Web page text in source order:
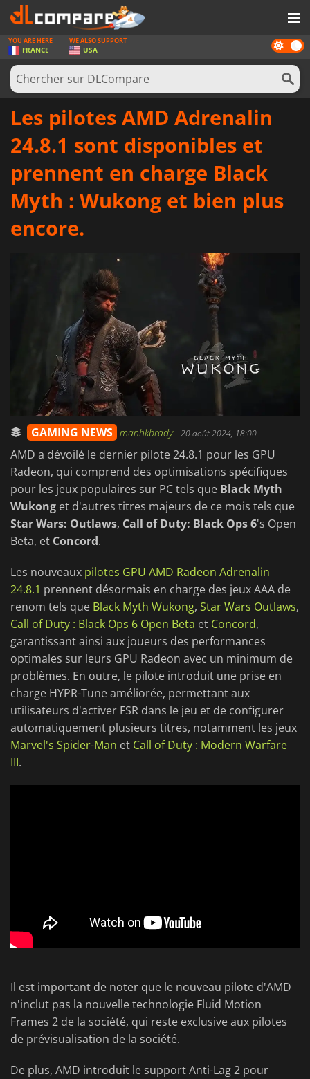
JEUX
CARTES PRÉPAYÉES
LOGICIELS
CONCOURS
NEWS
SE CONNECTER OU S'INSCRIRE
Dark
mode
YOU ARE HERE
FRANCE
WE ALSO SUPPORT
USA
Les pilotes AMD Adrenalin
24.8.1 sont disponibles et
prennent en charge Black
Myth : Wukong et bien plus
encore.
GAMING NEWS manhkbrady-20 août 2024, 18:00
AMD a dévoilé le dernier pilote 24.8.1 pour les GPU
Radeon, qui comprend des optimisations spécifiques
pour les jeux populaires sur PC tels que Black Myth
Wukong et d'autres titres majeurs de ce mois tels que
Star Wars: Outlaws, Call of Duty: Black Ops 6's Open
Beta, et Concord.
Les nouveaux pilotes GPU AMD Radeon Adrenalin
24.8.1 prennent désormais en charge des jeux AAA de
renom tels que Black Myth Wukong, Star Wars Outlaws,
Call of Duty : Black Ops 6 Open Beta et Concord,
garantissant ainsi aux joueurs des performances
optimales sur leurs GPU Radeon avec un minimum de
problèmes. En outre, le pilote introduit une prise en
charge HYPR-Tune améliorée, permettant aux
utilisateurs d'activer FSR dans le jeu et de configurer
automatiquement plusieurs titres, notamment les jeux
Marvel's Spider-Man et Call of Duty : Modern Warfare
III.
Il est important de noter que le nouveau pilote d'AMD
n'inclut pas la nouvelle technologie Fluid Motion
Frames 2 de la société, qui reste exclusive aux pilotes
de prévisualisation de la société.
De plus, AMD introduit le support Anti-Lag 2 pour